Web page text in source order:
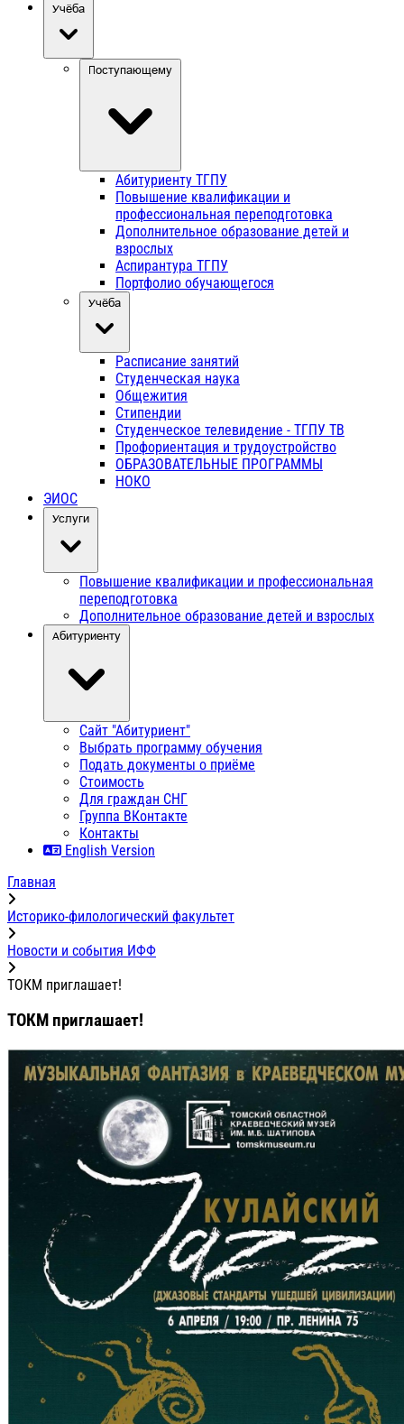
Учёба
Поступающему
Абитуриенту ТГПУ
Повышение квалификации и
профессиональная переподготовка
Дополнительное образование детей и
взрослых
Аспирантура ТГПУ
Портфолио обучающегося
Учёба
Расписание занятий
Студенческая наука
Общежития
Стипендии
Студенческое телевидение - ТГПУ ТВ
Профориентация и трудоустройство
ОБРАЗОВАТЕЛЬНЫЕ ПРОГРАММЫ
НОКО
ЭИОС
Услуги
Повышение квалификации и профессиональная
переподготовка
Дополнительное образование детей и взрослых
Абитуриенту
Сайт "Абитуриент"
Выбрать программу обучения
Подать документы о приёме
Стоимость
Для граждан СНГ
Группа ВКонтакте
Контакты
English Version
Главная
Историко-филологический факультет
Новости и события ИФФ
ТОКМ приглашает!
ТОКМ приглашает!